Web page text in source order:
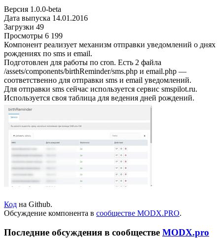
Версия 1.0.0-beta
Дата выпуска 14.01.2016
Загрузки 49
Просмотры 6 199
Компонент реализует механизм отправки уведомлений о днях
рождениях по sms и email.
Подготовлен для работы по cron. Есть 2 файла
/assets/components/birthReminder/sms.php и email.php —
соответственно для отправки sms и email уведомлений.
Для отправки sms сейчас используется сервис smspilot.ru.
Используется своя таблица для ведения дней рождений.
Код на Github.
Обсуждение компонента в сообществе MODX.PRO.
Последние обсуждения в сообществе MODX.pro